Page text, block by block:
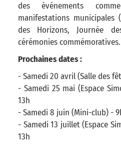
des événements
manifestations municipales
des Horizons, Journée
cérémonies commémoratives.
Prochaines dates :
- Samedi 20 avril (Salle des
- Samedi 25 mai (Espace
13h
- Samedi 8 juin (Mini-club) -
- Samedi 13 juillet (Espace
13h